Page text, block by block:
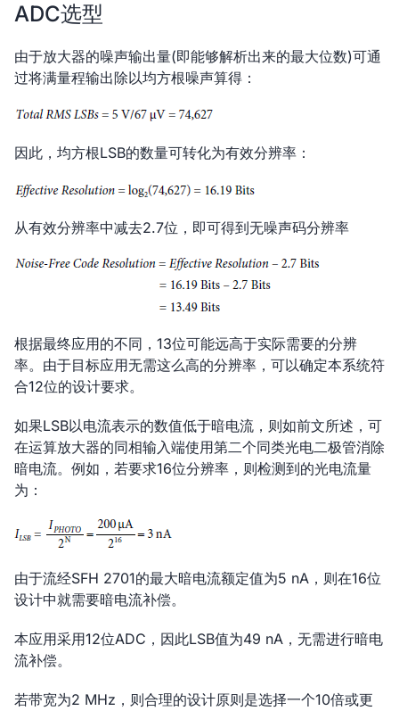
ADC选型
由于放大器的噪声输出量(即能够解析出来的最大位数)可通
过将满量程输出除以均方根噪声算得：
因此，均方根LSB的数量可转化为有效分辨率：
从有效分辨率中减去2.7位，即可得到无噪声码分辨率
根据最终应用的不同，13位可能远高于实际需要的分辨
率。由于目标应用无需这么高的分辨率，可以确定本系统符
合12位的设计要求。
如果LSB以电流表示的数值低于暗电流，则如前文所述，可
在运算放大器的同相输入端使用第二个同类光电二极管消除
暗电流。例如，若要求16位分辨率，则检测到的光电流量
为：
由于流经SFH 2701的最大暗电流额定值为5 nA，则在16位
设计中就需要暗电流补偿。
本应用采用12位ADC，因此LSB值为49 nA，无需进行暗电
流补偿。
若带宽为2 MHz，则合理的设计原则是选择一个10倍或更